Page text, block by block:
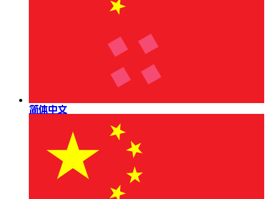
简体中文